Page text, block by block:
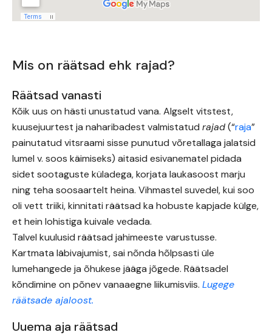
Mis on räätsad ehk rajad?
Räätsad vanasti
Kõik uus on hästi unustatud vana. Algselt vitstest,
kuusejuurtest ja naharibadest valmistatud rajad(“raja”
painutatud vitsraami sisse punutud võretallaga jalatsid
lumel v. soos käimiseks) aitasid esivanematel pidada
sidet sootaguste küladega, korjata laukasoost marju
ning teha soosaartelt heina. Vihmastel suvedel, kui soo
oli vett triiki, kinnitati räätsad ka hobuste kapjade külge,
et hein lohistiga kuivale vedada.
Talvel kuulusid räätsad jahimeeste varustusse.
Kartmata läbivajumist, sai nõnda hõlpsasti üle
lumehangede ja õhukese jääga jõgede. Räätsadel
kõndimine on põnev vanaaegne liikumisviis. Lugege
räätsade ajaloost.
Uuema aja räätsad